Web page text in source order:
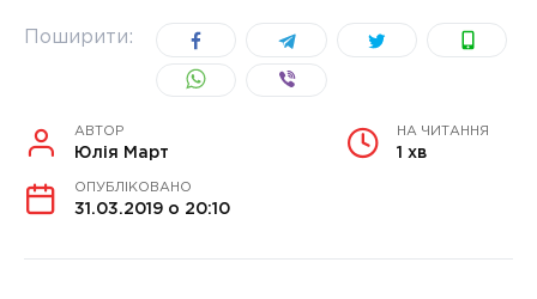
Поширити:
АВТОР
Юлія Март
НА ЧИТАННЯ
1 хв
ОПУБЛІКОВАНО
31.03.2019 о 20:10